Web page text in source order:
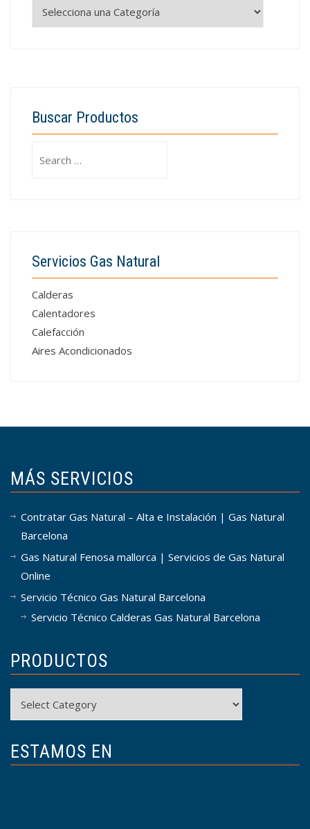
Buscar Productos
for:
Servicios Gas Natural
Calderas
Calentadores
Calefacción
Aires Acondicionados
MÁS SERVICIOS
Contratar Gas Natural – Alta e Instalación | Gas Natural
Barcelona
Gas Natural Fenosa mallorca | Servicios de Gas Natural
Online
Servicio Técnico Gas Natural Barcelona
Servicio Técnico Calderas Gas Natural Barcelona
PRODUCTOS
ESTAMOS EN